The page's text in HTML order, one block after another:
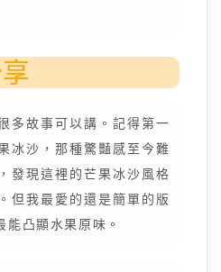
多故事可以講。記得第一
冰沙，那種驚豔感至今難
發現這裡的芒果冰沙風格
但我最愛的還是簡單的版
凸顯水果原味。